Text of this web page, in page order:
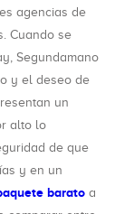
agencias de
Cuando se
Segundamano
y el deseo de
un
alto lo
de que
y en un
barato a